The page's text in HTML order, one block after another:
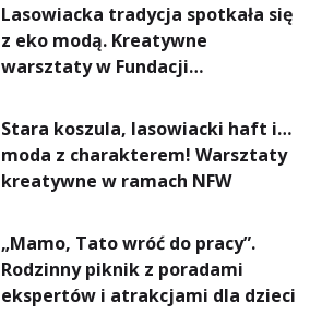
Lasowiacka tradycja spotkała się
z eko modą. Kreatywne
warsztaty w Fundacji
Stara koszula, lasowiacki haft i…
moda z charakterem! Warsztaty
kreatywne w ramach NFW
„Mamo, Tato wróć do pracy”.
Rodzinny piknik z poradami
ekspertów i atrakcjami dla dzieci